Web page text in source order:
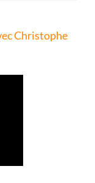
Christophe